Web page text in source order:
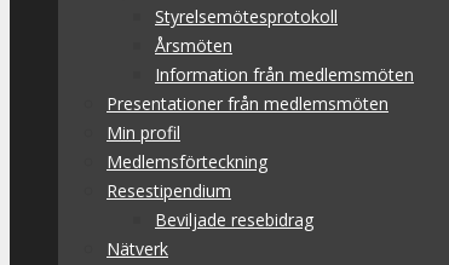
Styrelsemötesprotokoll
Årsmöten
Information från medlemsmöten
Presentationer från medlemsmöten
Min profil
Medlemsförteckning
Resestipendium
Beviljade resebidrag
Nätverk